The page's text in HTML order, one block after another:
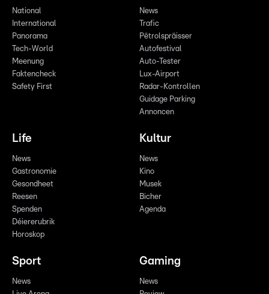
National
International
Panorama
Tech-World
Meenung
Faktencheck
Safety First
News
Trafic
Pëtrolspräisser
Autofestival
Auto-Tester
Lux-Airport
Radar-Kontrollen
Guidage Parking
Annoncen
Life
News
Gastronomie
Gesondheet
Reesen
Spenden
Déiererubrik
Horoskop
Kultur
News
Kino
Musek
Bicher
Agenda
Sport
News
Gaming
News